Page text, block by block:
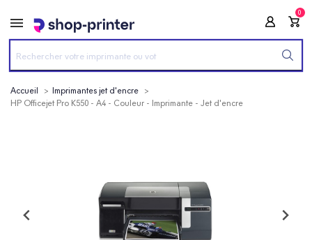
0
Accueil
Imprimantes jet d'encre
HP Officejet Pro K550 - A4 - Couleur - Imprimante - Jet d'encre